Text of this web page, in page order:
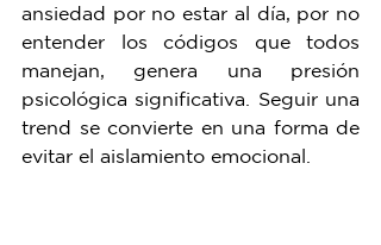
ansiedad por no estar al día, por no
entender los códigos que todos
manejan, genera una presión
psicológica significativa. Seguir una
trend se convierte en una forma de
evitar el aislamiento emocional.